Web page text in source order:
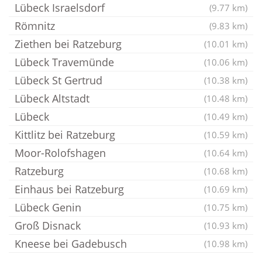
Lübeck Israelsdorf (9.77 km)
Römnitz (9.83 km)
Ziethen bei Ratzeburg (10.01 km)
Lübeck Travemünde (10.06 km)
Lübeck St Gertrud (10.38 km)
Lübeck Altstadt (10.48 km)
Lübeck (10.49 km)
Kittlitz bei Ratzeburg (10.59 km)
Moor-Rolofshagen (10.64 km)
Ratzeburg (10.68 km)
Einhaus bei Ratzeburg (10.69 km)
Lübeck Genin (10.75 km)
Groß Disnack (10.93 km)
Kneese bei Gadebusch (10.98 km)